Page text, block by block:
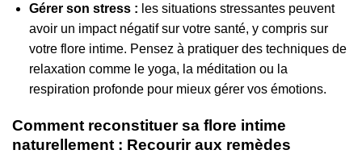
Gérer son stress : les situations stressantes peuvent
avoir un impact négatif sur votre santé, y compris sur
votre flore intime. Pensez à pratiquer des techniques de
relaxation comme le yoga, la méditation ou la
respiration profonde pour mieux gérer vos émotions.
Comment reconstituer sa flore intime
naturellement : Recourir aux remèdes